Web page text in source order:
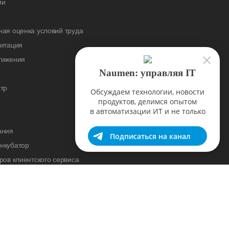
оценка условий труда
клиентского сервиса
Naumen: управляя IT
Обсуждаем технологии, новости
продуктов, делимся опытом
в автоматизации ИТ и не только
Подписаться на канал